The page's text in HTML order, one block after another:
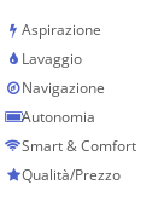
Aspirazione
Lavaggio
Navigazione
Autonomia
Smart & Comfort
Qualità/Prezzo